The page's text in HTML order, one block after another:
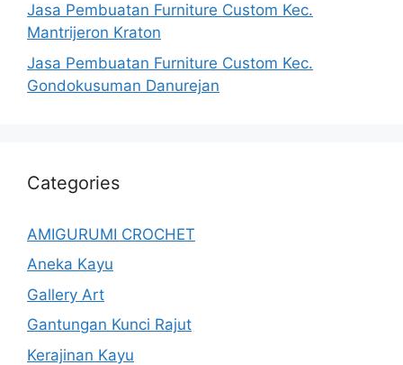
Jasa Pembuatan Furniture Custom Kec.
Mantrijeron Kraton
Jasa Pembuatan Furniture Custom Kec.
Gondokusuman Danurejan
Categories
AMIGURUMI CROCHET
Aneka Kayu
Gallery Art
Gantungan Kunci Rajut
Kerajinan Kayu